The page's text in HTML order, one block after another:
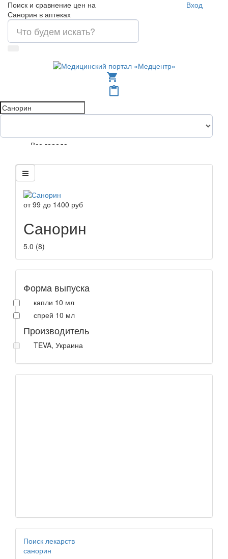
Поиск и сравнение цен на
Санорин в аптеках
Вход
shopping_cart
content_paste
Все города
от99 до 1400 руб
Санорин
5.0 (8)
Форма выпуска
капли 10 мл
спрей 10 мл
Производитель
TEVA, Украина
Поиск лекарств
санорин